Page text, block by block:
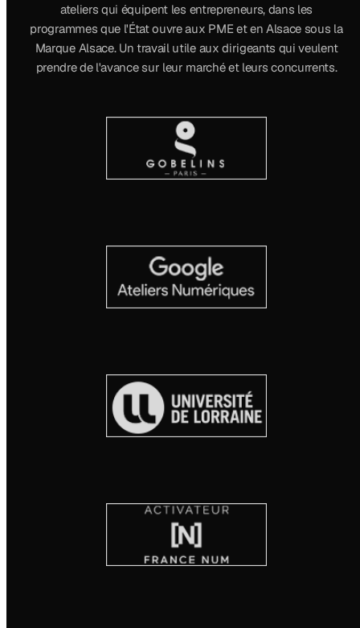
ateliers qui équipent les entrepreneurs, dans les
programmes que l'État ouvre aux PME et en Alsace sous la
Marque Alsace. Un travail utile aux dirigeants qui veulent
prendre de l'avance sur leur marché et leurs concurrents.